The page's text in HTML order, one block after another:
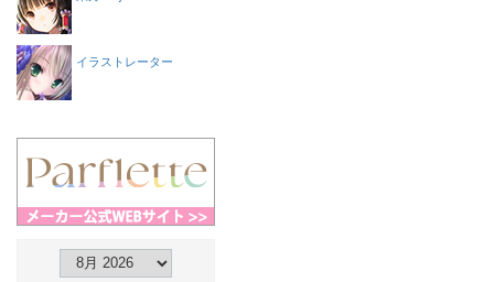
イラストレーター